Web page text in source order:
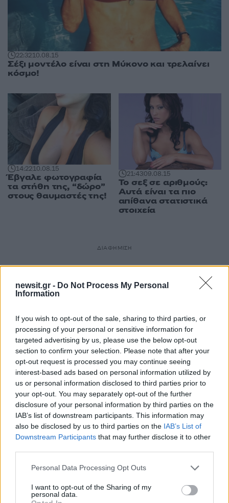
newsit.gr - Do Not Process My Personal
Information
If you wish to opt-out of the sale, sharing to third parties, or
processing of your personal or sensitive information for
targeted advertising by us, please use the below opt-out
section to confirm your selection. Please note that after your
opt-out request is processed you may continue seeing
interest-based ads based on personal information utilized by
us or personal information disclosed to third parties prior to
your opt-out. You may separately opt-out of the further
disclosure of your personal information by third parties on the
IAB’s list of downstream participants. This information may
also be disclosed by us to third parties on the IAB’s List of
Downstream Participants that may further disclose it to other
Please note that this website/app uses one or more Google
not limited to your visit or usage behaviour. You may click to
grant or deny consent to Google and its third-party tags to
Personal Data Processing Opt Outs
I want to opt-out of the Sharing of my
personal data.
22:3210.08.15
Σέξι μοντέλο είναι στη Μύκονο και τρελαίνει
κόσμο!
14:2210.08.15
Έβγαλε φωτογραφία
τα στήθη της, “δώρο”
στους θαυμαστές της!
21:4309.08.15
Το σεξ σε αριθμούς:
Αυτά είναι τα πιο
απίθανα στατιστικά
στοιχεία
ΔΙΑΦΗΜΙΣΗ